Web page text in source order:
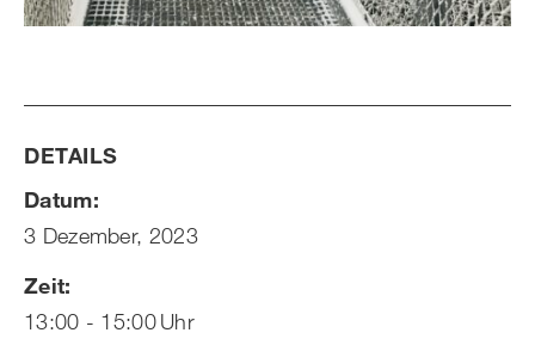
DETAILS
Datum:
3 Dezember, 2023
Zeit:
13:00 - 15:00